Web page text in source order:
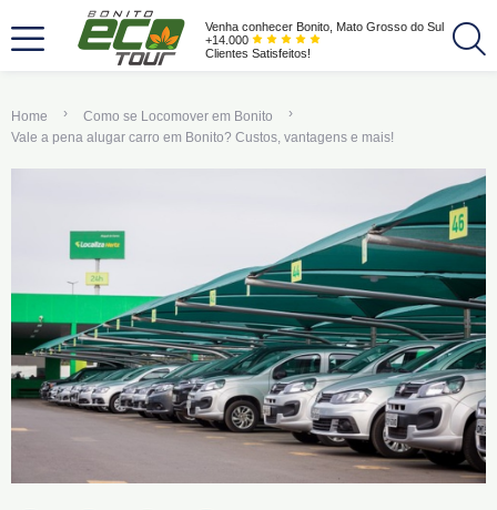
Venha conhecer Bonito, Mato Grosso do Sul
+14.000
Clientes Satisfeitos!
Home
Como se Locomover em Bonito
Vale a pena alugar carro em Bonito? Custos, vantagens e mais!